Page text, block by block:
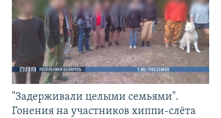
"Задерживали целыми семьями".
Гонения на участников хиппи-слёта